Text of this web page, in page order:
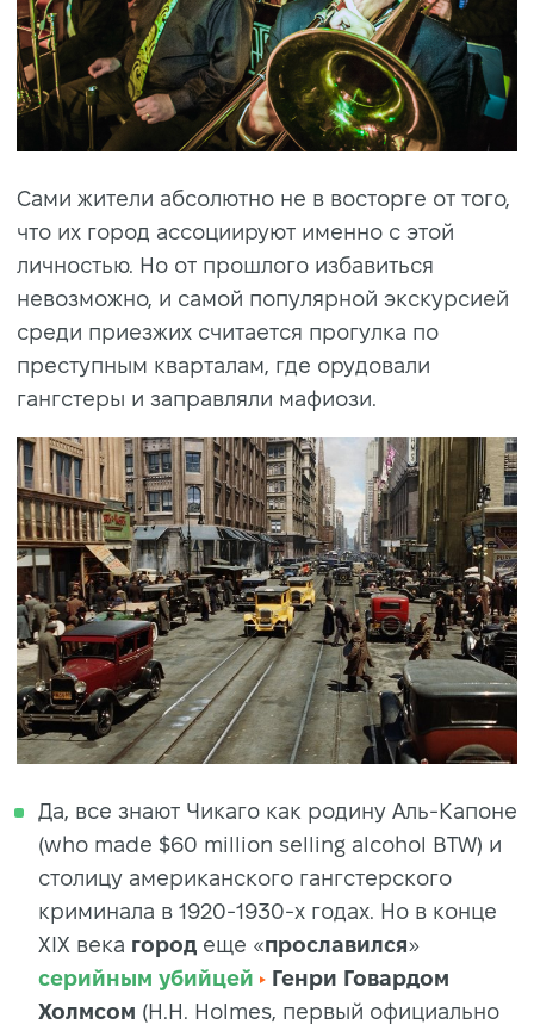
Сами жители абсолютно не в восторге от того,
что их город ассоциируют именно с этой
личностью. Но от прошлого избавиться
невозможно, и самой популярной экскурсией
среди приезжих считается прогулка по
преступным кварталам, где орудовали
гангстеры и заправляли мафиози.
Да, все знают Чикаго как родину Аль-Капоне
(who made $60 million selling alcohol BTW) и
столицу американского гангстерского
криминала в 1920-1930-х годах. Но в конце
XIX века город еще «прославился»
серийным убийцей Генри Говардом
Холмсом (H.H. Holmes, первый официально